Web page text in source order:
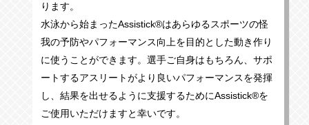
ります。
水泳から始まったAssistick®はあらゆるスポーツの怪
我の予防やパフォーマンス向上を目的とした動き作り
に使うことができます。選手ご自身はもちろん、サポ
ートするアスリートがより良いパフォーマンスを発揮
し、結果を出せるように支援するためにAssistick®を
ご使用いただけますと幸いです。